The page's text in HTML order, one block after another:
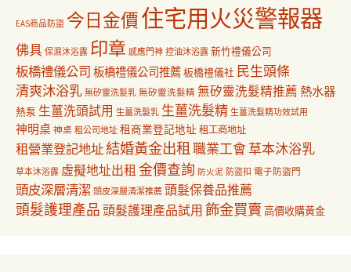
EAS商品防盜 今日金價住宅用火災警報器
佛具 保濕沐浴露 印章 感應門神 控油沐浴露 新竹禮儀公司
板橋禮儀公司 板橋禮儀公司推薦板橋禮儀社 民生頭條
清爽沐浴乳 無矽靈洗髮乳 無矽靈洗髮精 無矽靈洗髮精推薦 熱水器
熱泵 生薑洗頭試用 生薑洗髮乳 生薑洗髮精 生薑洗髮精功效試用
神明桌 神桌 租公司地址 租商業登記地址 租工商地址
租營業登記地址結婚黃金出租職業工會草本沐浴乳
草本沐浴露 虛擬地址出租 金價查詢 防火泥 防盜扣 電子防盜門
頭皮深層清潔 頭皮深層清潔推薦 頭髮保養品推薦
頭髮護理產品 頭髮護理產品試用 飾金買賣 高價收購黃金